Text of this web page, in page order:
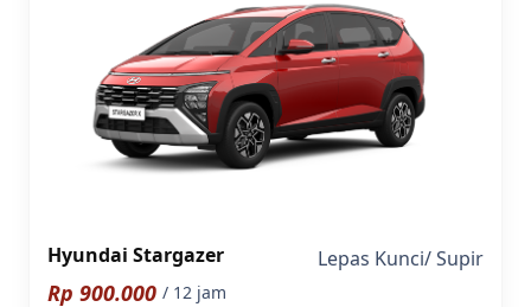
Hyundai Stargazer Lepas Kunci/Supir
Rp 900.000 / 12 jam